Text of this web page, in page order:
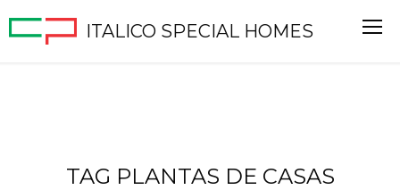
ITALICO SPECIAL HOMES
TAG PLANTAS DE CASAS